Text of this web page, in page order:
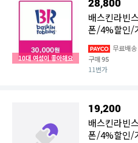
10대 여성이 좋아해요
배스킨라빈
폰/4%할인/
무료배송
구매95
11번가
19,200
배스킨라빈
폰/4%할인/